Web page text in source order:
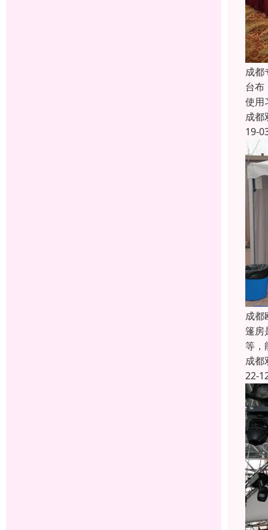
成都
台布
使用
成都
19-
成都
篷房
等，
成都
22-